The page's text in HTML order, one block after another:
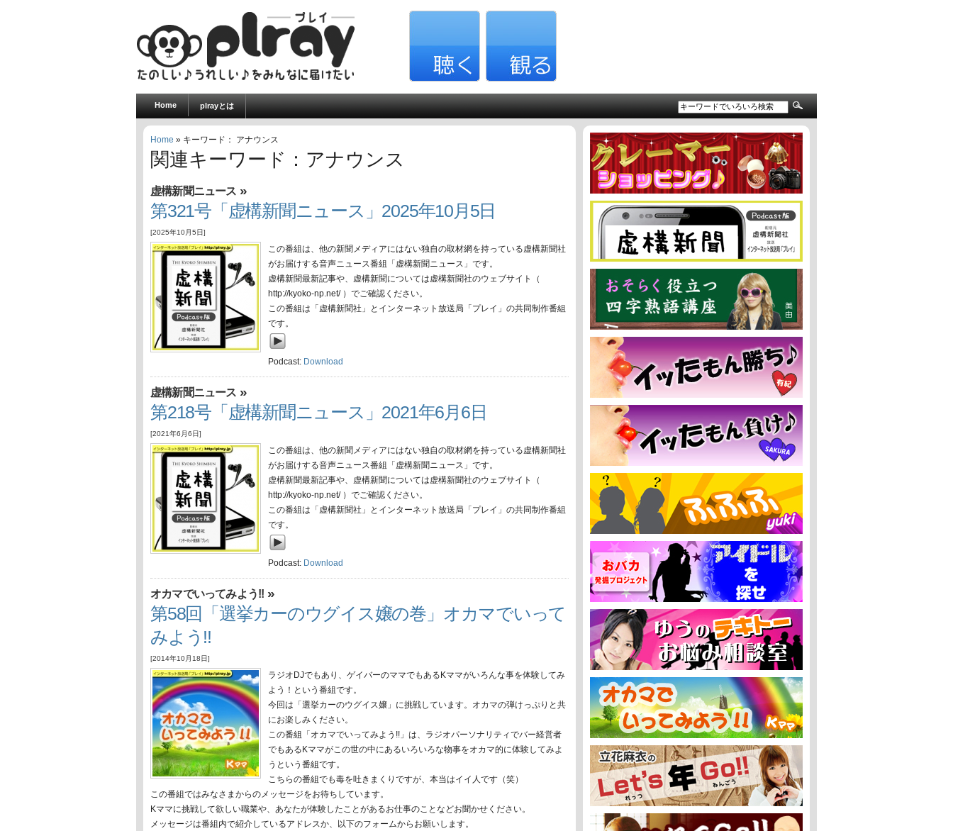
Home plrayとは
Home » キーワード： アナウンス
関連キーワード：アナウンス
虚構新聞ニュース »
第321号「虚構新聞ニュース」2025年10月5日
[2025年10月5日]
この番組は、他の新聞メディアにはない独自の取材網を持っている虚構新聞社
がお届けする音声ニュース番組「虚構新聞ニュース」です。
虚構新聞最新記事や、虚構新聞については虚構新聞社のウェブサイト（
http://kyoko-np.net/ ）でご確認ください。
この番組は「虚構新聞社」とインターネット放送局「プレイ」の共同制作番組
です。
Podcast: Download
虚構新聞ニュース »
第218号「虚構新聞ニュース」2021年6月6日
[2021年6月6日]
この番組は、他の新聞メディアにはない独自の取材網を持っている虚構新聞社
がお届けする音声ニュース番組「虚構新聞ニュース」です。
虚構新聞最新記事や、虚構新聞については虚構新聞社のウェブサイト（
http://kyoko-np.net/ ）でご確認ください。
この番組は「虚構新聞社」とインターネット放送局「プレイ」の共同制作番組
です。
Podcast: Download
オカマでいってみよう!! »
第58回「選挙カーのウグイス嬢の巻」オカマでいって
みよう!!
[2014年10月18日]
ラジオDJでもあり、ゲイバーのママでもあるKママがいろんな事を体験してみ
よう！という番組です。
今回は「選挙カーのウグイス嬢」に挑戦しています。オカマの弾けっぷりと共
にお楽しみください。
この番組「オカマでいってみよう!!」は、ラジオパーソナリティでバー経営者
でもあるKママがこの世の中にあるいろいろな物事をオカマ的に体験してみよ
うという番組です。
こちらの番組でも毒を吐きまくりですが、本当はイイ人です（笑）
この番組ではみなさまからのメッセージをお待ちしています。
Kママに挑戦して欲しい職業や、あなたが体験したことがあるお仕事のことなどお聞かせください。
メッセージは番組内で紹介しているアドレスか、以下のフォームからお願いします。